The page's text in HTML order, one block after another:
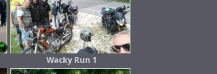
Wacky Run 1